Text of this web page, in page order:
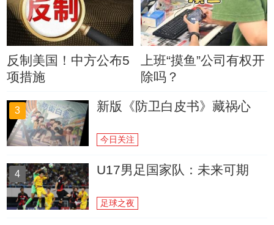
反制美国！中方公布5
项措施
上班“摸鱼”公司有权开
除吗？
3 新版《防卫白皮书》藏祸心
今日关注
4 U17男足国家队：未来可期
足球之夜